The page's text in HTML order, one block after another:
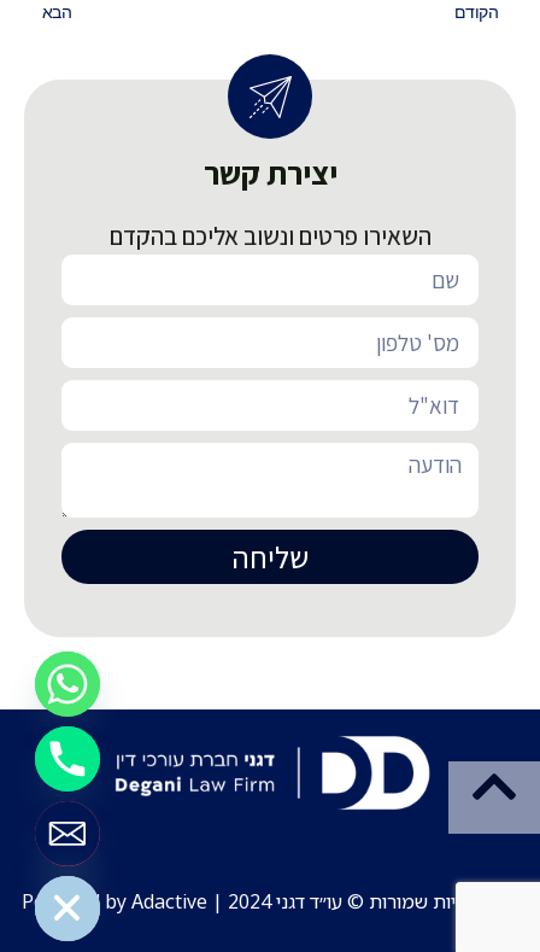
הקודם הבא
יצירת קשר
השאירו פרטים ונשוב אליכם בהקדם
שליחה
כל הזכויות שמורות © עו״ד דגני 2024 | Powered by Adactive
Hide chaty